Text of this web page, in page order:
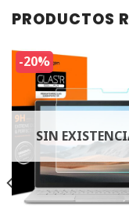
PRODUCTOS
-20%
SIN